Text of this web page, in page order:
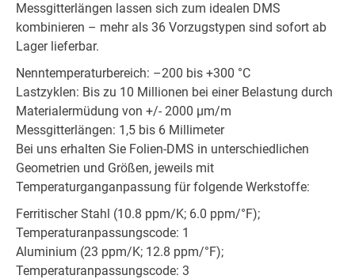
Messgitterlängen lassen sich zum idealen DMS
kombinieren – mehr als 36 Vorzugstypen sind sofort ab
Lager lieferbar.
Nenntemperaturbereich: –200 bis +300 °C
Lastzyklen: Bis zu 10 Millionen bei einer Belastung durch
Materialermüdung von +/- 2000 µm/m
Messgitterlängen: 1,5 bis 6 Millimeter
Bei uns erhalten Sie Folien-DMS in unterschiedlichen
Geometrien und Größen, jeweils mit
Temperaturganganpassung für folgende Werkstoffe:
Ferritischer Stahl (10.8 ppm/K; 6.0 ppm/°F);
Temperaturanpassungscode: 1
Aluminium (23 ppm/K; 12.8 ppm/°F);
Temperaturanpassungscode: 3